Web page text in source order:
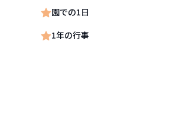
園での1日
1年の行事